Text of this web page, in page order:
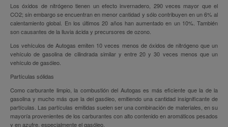
Los óxidos de nitrógeno tienen un efecto invernadero, 290 veces mayor que el
CO2; sin embargo se encuentran en menor cantidad y sólo contribuyen en un 6% al
calentamiento global. En los últimos 20 años han aumentado en un 10%. También
son causantes de la lluvia ácida y precursores de ozono.
Los vehículos de Autogas emiten 10 veces menos de óxidos de nitrógeno que un
vehículo de gasolina de cilindrada similar y entre 20 y 30 veces menos que un
vehículo de gasóleo.
Partículas sólidas
Como carburante limpio, la combustión del Autogas es más eficiente que la de la
gasolina y mucho más que la del gasóleo, emitiendo una cantidad insignificante de
partículas. Las partículas emitidas suelen ser una combinación de materiales, en su
mayoría provenientes de los carburantes con alto contenido en aromáticos pesados
y en azufre, especialmente el gasóleo.